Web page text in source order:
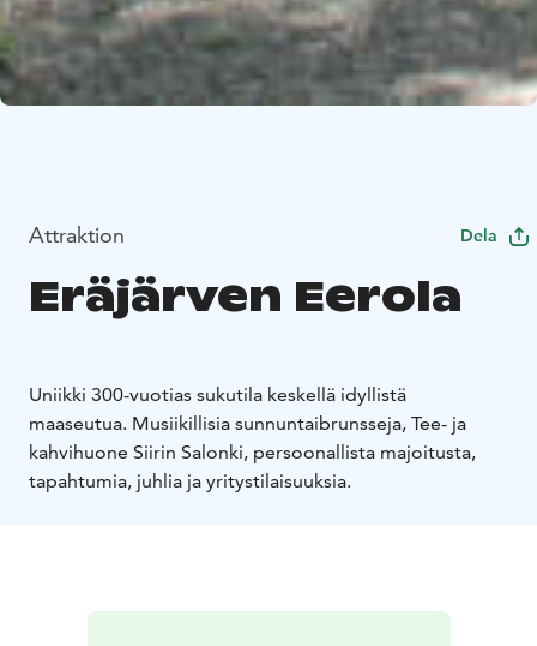
Attraktion Dela
Eräjärven Eerola
Uniikki 300-vuotias sukutila keskellä idyllistä
maaseutua. Musiikillisia sunnuntaibrunsseja, Tee- ja
kahvihuone Siirin Salonki, persoonallista majoitusta,
tapahtumia, juhlia ja yritystilaisuuksia.